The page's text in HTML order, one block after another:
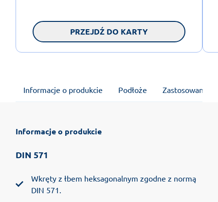
PRZEJDŹ DO KARTY
Informacje o produkcie Podłoże Zastosowanie
Informacje o produkcie
DIN 571
Wkręty z łbem heksagonalnym zgodne z normą
DIN 571.